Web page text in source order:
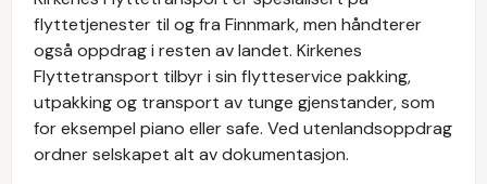
flyttetjenester til og fra Finnmark, men håndterer
også oppdrag i resten av landet. Kirkenes
Flyttetransport tilbyr i sin flytteservice pakking,
utpakking og transport av tunge gjenstander, som
for eksempel piano eller safe. Ved utenlandsoppdrag
ordner selskapet alt av dokumentasjon.